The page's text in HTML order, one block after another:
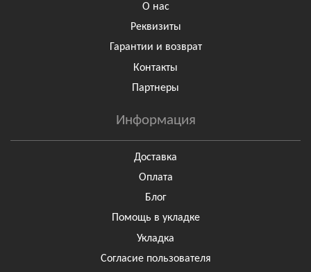
О нас
Реквизиты
Гарантии и возврат
Контакты
Партнеры
Информация
Доставка
Оплата
Блог
Помощь в укладке
Укладка
Согласие пользователя